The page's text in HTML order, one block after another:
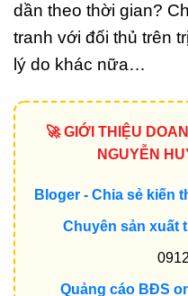
dần theo thời gian?
tranh với đối thủ trên
lý do khác nữa…
🚀 GIỚI THIỆU
NGUYỄN
Bloger - Chia sẻ kiến
Chuyên sản xuất
Quảng cáo BĐS